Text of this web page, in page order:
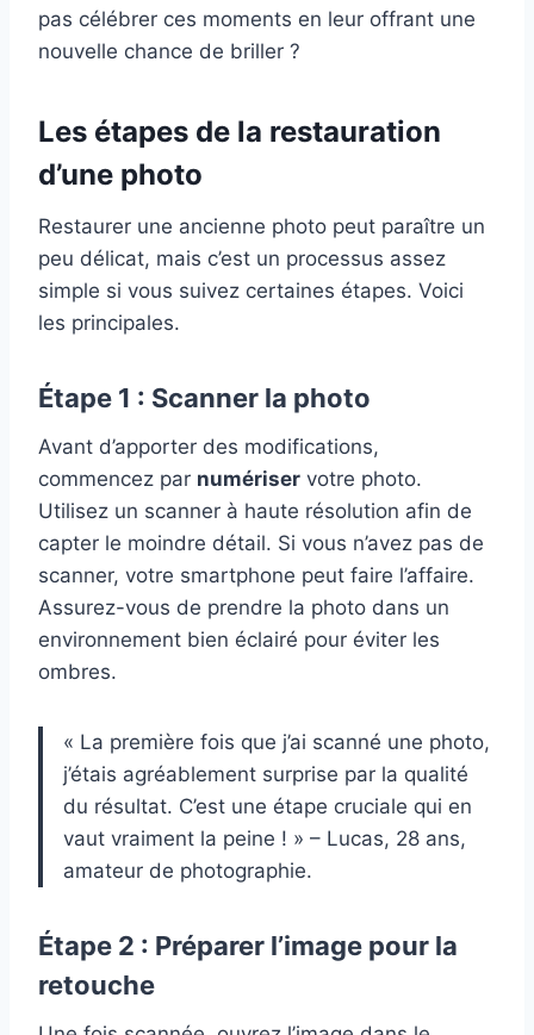
pas célébrer ces moments en leur offrant une
nouvelle chance de briller ?
Les étapes de la restauration
d’une photo
Restaurer une ancienne photo peut paraître un
peu délicat, mais c’est un processus assez
simple si vous suivez certaines étapes. Voici
les principales.
Étape 1 : Scanner la photo
Avant d’apporter des modifications,
commencez par numériser votre photo.
Utilisez un scanner à haute résolution afin de
capter le moindre détail. Si vous n’avez pas de
scanner, votre smartphone peut faire l’affaire.
Assurez-vous de prendre la photo dans un
environnement bien éclairé pour éviter les
ombres.
« La première fois que j’ai scanné une photo,
j’étais agréablement surprise par la qualité
du résultat. C’est une étape cruciale qui en
vaut vraiment la peine ! » – Lucas, 28 ans,
amateur de photographie.
Étape 2 : Préparer l’image pour la
retouche